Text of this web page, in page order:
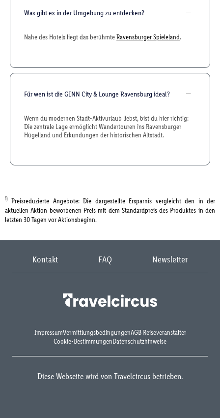
Was gibt es in der Umgebung zu entdecken?
Nahe des Hotels liegt das berühmteRavensburger Spieleland.
Für wen ist die GINN City & Lounge Ravensburg ideal?
Wenn du modernen Stadt-Aktivurlaub liebst, bist du hier richtig:
Die zentrale Lage ermöglicht Wandertouren ins Ravensburger
Hügelland und Erkundungen der historischen Altstadt.
1) Preisreduzierte Angebote: Die dargestellte Ersparnis vergleicht den in der
aktuellen Aktion beworbenen Preis mit dem Standardpreis des Produktes in den
letzten 30 Tagen vor Aktionsbeginn.
Kontakt FAQ Newsletter
ImpressumVermittlungsbedingungenAGB Reiseveranstalter
Cookie-BestimmungenDatenschutzhinweise
Diese Webseite wird von Travelcircus betrieben.